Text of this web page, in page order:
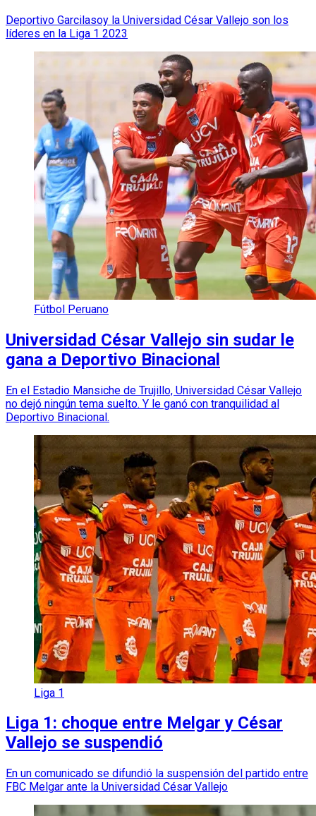
Deportivo Garcilasoy la Universidad César Vallejo son los
líderes en la Liga 1 2023
Fútbol Peruano
Universidad César Vallejo sin sudar le
gana a Deportivo Binacional
En el Estadio Mansiche de Trujillo, Universidad César Vallejo
no dejó ningún tema suelto. Y le ganó con tranquilidad al
Deportivo Binacional.
Liga 1
Liga 1: choque entre Melgar y César
Vallejo se suspendió
En un comunicado se difundió la suspensión del partido entre
FBC Melgar ante la Universidad César Vallejo